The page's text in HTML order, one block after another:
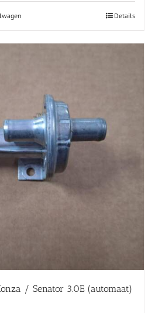
Details
/ Senator 3.0E (automaat)